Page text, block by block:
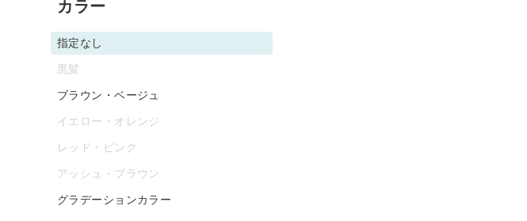
カラー
指定なし
黒髪
ブラウン・ベージュ
イエロー・オレンジ
レッド・ピンク
アッシュ・ブラウン
グラデーションカラー